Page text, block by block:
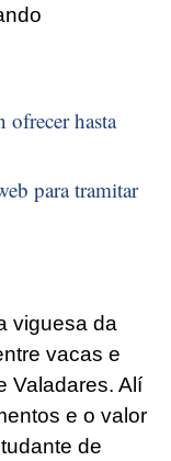
ofrecer hasta
para tramitar
viguesa da
vacas e
Valadares. Alí
e o valor
de